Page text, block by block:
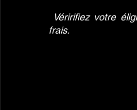
Véririfiez votre
frais.